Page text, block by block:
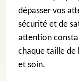
dépasser vos
sécurité et de
attention
chaque taille de
et soin.